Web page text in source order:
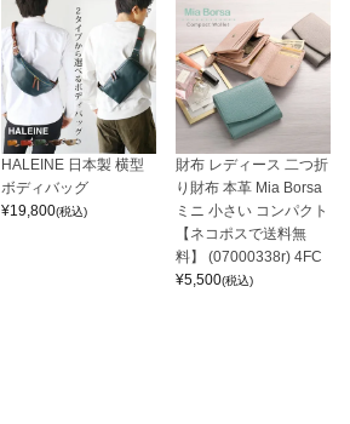
HALEINE 日本製 横型
ボディバッグ
¥19,800(税込)
財布 レディース 二つ折
り財布 本革 Mia Borsa
ミニ 小さい コンパクト
【ネコポスで送料無
料】 (07000338r) 4FC
¥5,500(税込)